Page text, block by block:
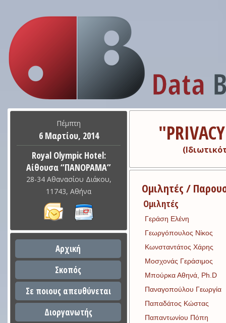
Data
Πέμπτη
6 Μαρτίου, 2014
Royal Olympic Hotel:
Αίθουσα “ΠΑΝΟΡΑΜΑ”
28-34 Αθανασίου Διάκου,
11743, Αθήνα
Αρχική
Σκοπός
Σε ποιους απευθύνεται
Διοργανωτής
Ομιλητές /
Ομιλητές
Γεράση Ελένη
Γεωργόπουλος Νίκος
Κωνσταντάτος Χάρης
Μοσχονάς Γεράσιμος
Μπούρκα Αθηνά, Ph.D
Παναγοπούλου Γεωργία
Παπαδάτος Κώστας
Παπαντωνίου Πόπη